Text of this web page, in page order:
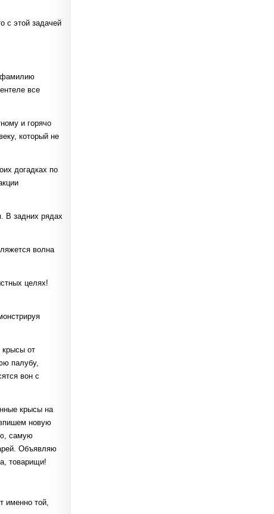
с этой задачей
фамилию
все
и горячо
который не
догадках по
В задних рядах
волна
целях!
крысы от
палубу,
вон с
крысы на
новую
самую
Объявляю
товарищи!
именно той,